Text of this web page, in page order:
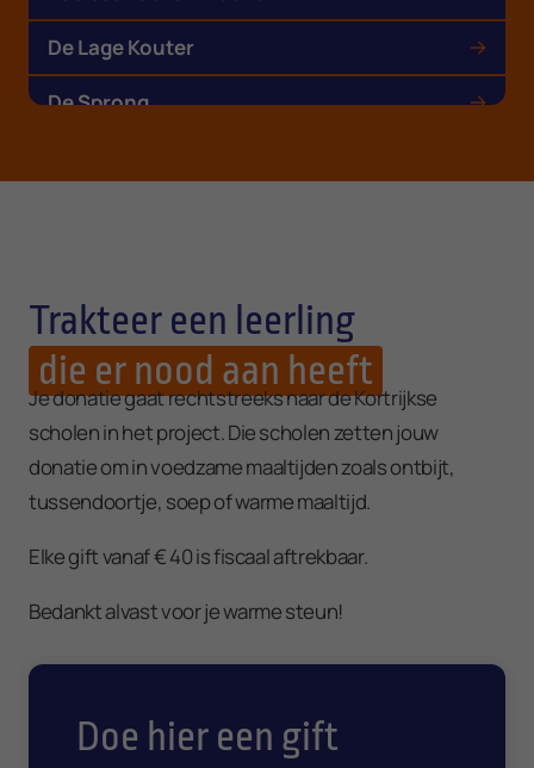
De Lage Kouter
De Sprong
Doe hier een gift
Vul je gegevens in
Trakteer een leerling
die er nood aan heeft
Je donatie gaat rechtstreeks naar de Kortrijkse
scholen in het project. Die scholen zetten jouw
donatie om in voedzame maaltijden zoals ontbijt,
tussendoortje, soep of warme maaltijd.
Elke gift vanaf € 40 is fiscaal aftrekbaar.
Bedankt alvast voor je warme steun!